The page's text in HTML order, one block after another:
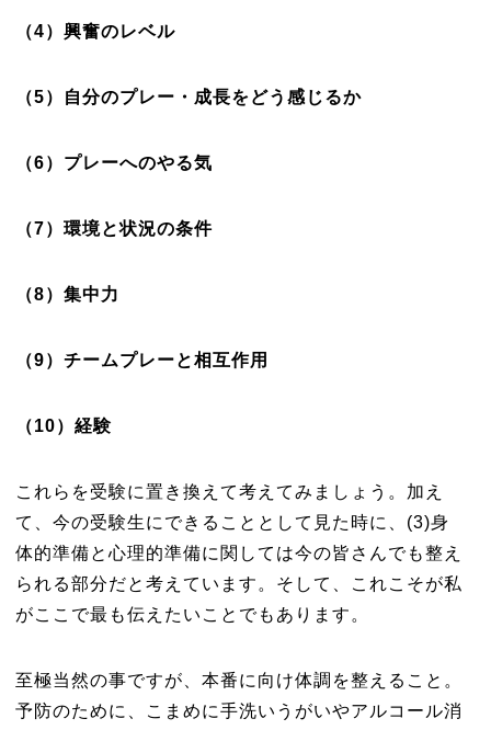
（4）興奮のレベル
（5）自分のプレー・成長をどう感じるか
（6）プレーへのやる気
（7）環境と状況の条件
（8）集中力
（9）チームプレーと相互作用
（10）経験
これらを受験に置き換えて考えてみましょう。加え
て、今の受験生にできることとして見た時に、(3)身
体的準備と心理的準備に関しては今の皆さんでも整え
られる部分だと考えています。そして、これこそが私
がここで最も伝えたいことでもあります。
至極当然の事ですが、本番に向け体調を整えること。
予防のために、こまめに手洗いうがいやアルコール消